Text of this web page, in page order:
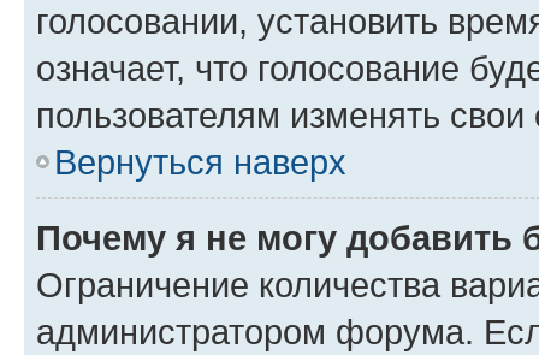
голосовании, установить
означает, что голосование
пользователям изменять свои
Вернуться наверх
Почему я не могу добавить
Ограничение количества
администратором форума.